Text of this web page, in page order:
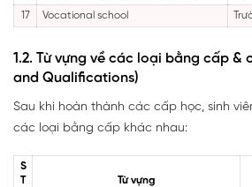
17
Vocational school
1.2. Từ vựng về các loại bằng cấp &
and Qualifications)
Sau khi hoàn thành các cấp học, sinh
các loại bằng cấp khác nhau:
S
T
Từ vựng